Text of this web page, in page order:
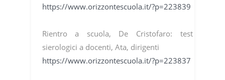
https://www.orizzontescuola.it/?p=223839
Rientro a scuola, De Cristofaro: test
sierologici a docenti, Ata, dirigenti
https://www.orizzontescuola.it/?p=223837